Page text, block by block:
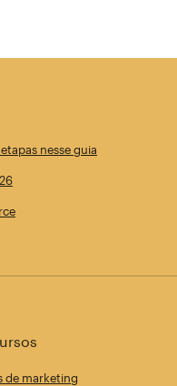
nesse guia
de marketing